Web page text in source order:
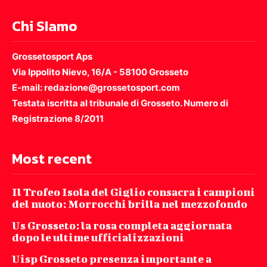
Chi SIamo
Grossetosport Aps
Via Ippolito Nievo, 16/A - 58100 Grosseto
E-mail: redazione@grossetosport.com
Testata iscritta al tribunale di Grosseto. Numero di
Registrazione 8/2011
Most recent
Il Trofeo Isola del Giglio consacra i campioni
del nuoto: Morrocchi brilla nel mezzofondo
Us Grosseto: la rosa completa aggiornata
dopo le ultime ufficializzazioni
Uisp Grosseto presenza importante a